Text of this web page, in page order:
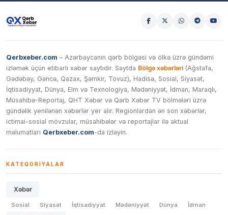
Qerbxeber.com – Azərbaycanın qərb bölgəsi və ölkə üzrə gündəmi
izləmək üçün etibarlı xəbər saytıdır. Saytda Bölgə xəbərləri (Ağstafa,
Gədəbəy, Gəncə, Qazax, Şəmkir, Tovuz), Hadisə, Sosial, Siyasət,
İqtisadiyyat, Dünya, Elm və Texnologiya, Mədəniyyət, İdman, Maraqlı,
Müsahibə-Reportaj, QHT Xəbər və Qərb Xəbər TV bölmələri üzrə
gündəlik yenilənən xəbərlər yer alır. Regionlardan ən son xəbərlər,
ictimai-sosial mövzular, müsahibələr və reportajlar ilə aktual
məlumatları Qerbxeber.com-da izləyin.
KATEQORIYALAR
Xəbər
Sosial Siyasət İqtisadiyyat Mədəniyyət Dünya İdman